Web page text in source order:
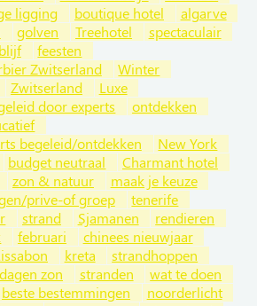
ligging boutique hotel
algarve
golven Treehotel
spectaculair
feesten
Zwitserland
Winter
Zwitserland
Luxe
door experts
ontdekken
begeleid/ontdekken
New York
budget neutraal
Charmant hotel
zon & natuur
maak je keuze
prive-of groep
tenerife
strand Sjamanen
rendieren
februari
chinees nieuwjaar
kreta
strandhoppen
zon stranden
wat te doen
beste bestemmingen
noorderlicht